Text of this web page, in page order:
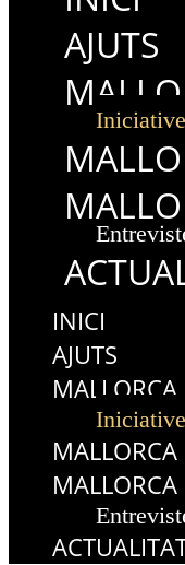
AJUTS
INICI
AJUTS
MALLORCA
MALLORCA